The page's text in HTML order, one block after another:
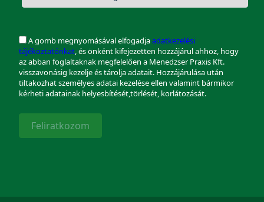
A gomb megnyomásával elfogadjaadatkezelési
tájékoztatónkat, és önként kifejezetten hozzájárul ahhoz, hogy
az abban foglaltaknak megfelelően a Menedzser Praxis Kft.
visszavonásig kezelje és tárolja adatait. Hozzájárulása után
tiltakozhat személyes adatai kezelése ellen valamint bármikor
kérheti adatainak helyesbítését,törlését, korlátozását.
Feliratkozom